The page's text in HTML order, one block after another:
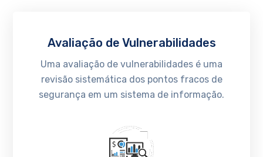
Avaliação de Vulnerabilidades
Uma avaliação de vulnerabilidades é uma
revisão sistemática dos pontos fracos de
segurança em um sistema de informação.